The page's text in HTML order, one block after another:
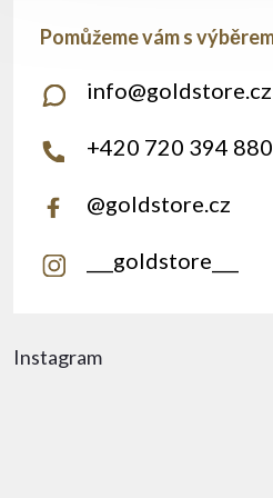
Instagram
info@goldstore.cz
+420 720 394 880
@goldstore.cz
___goldstore___